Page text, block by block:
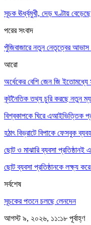
সূচক ঊর্ধ্বমুখী, দেড় ঘণ্টায়
পরের সংবাদ
পুঁজিবাজারে নতুন নেতৃত্বের আভাস :
আরো
অর্ধেকের বেশি জেন জি ইতোমধ্যে
কূটনৈতিক তথ্য চুরি করছে নতুন
বিশ্বকাপকে ঘিরে এআইভিত্তিক
হঠাৎ বিভ্রাটে বিপাকে ফেসবুক
ছোট ও মাঝারি ব্যবসা প্রতিষ্ঠানই
ছোট ব্যবসা প্রতিষ্ঠানকে লক্ষ্য
সর্বশেষ
সূচকের পতনে চলছে লেনদেন
আগস্ট ৯, ২০২৬, ১১:১৮ পূর্বাহ্ণ